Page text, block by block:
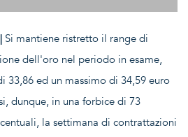
Si mantiene ristretto il range di
dell'oro nel periodo in esame,
33,86 ed un massimo di 34,59 euro
dunque, in una forbice di 73
la settimana di contrattazioni